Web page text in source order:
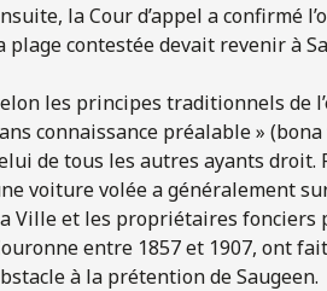
la Cour d’appel a confirmé
plage contestée devait revenir à
les principes traditionnels de
connaissance préalable »
de tous les autres ayants droit.
voiture volée a généralement
Ville et les propriétaires fonciers
entre 1857 et 1907, ont
à la prétention de Saugeen.